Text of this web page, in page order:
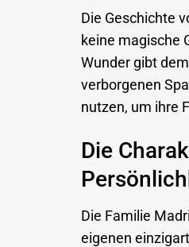
Die Geschichte
keine magische
Wunder gibt
verborgenen
nutzen, um ihre
Die
Die Familie
eigenen